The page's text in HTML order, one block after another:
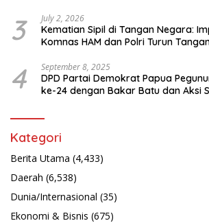
3 July 2, 2026
Kematian Sipil di Tangan Negara:
Komnas HAM dan Polri Turun
4 September 8, 2025
DPD Partai Demokrat Papua
ke-24 dengan Bakar Batu dan Aksi
Kategori
Berita Utama (4,433)
Daerah (6,538)
Dunia/Internasional (35)
Ekonomi & Bisnis (675)